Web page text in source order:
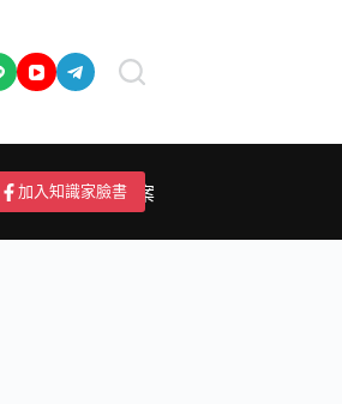
成為作者/投稿/提案
加入知識家臉書